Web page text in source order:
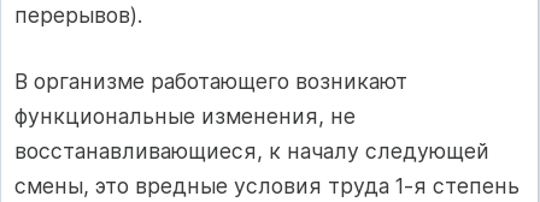
перерывов).
В организме работающего возникают
функциональные изменения, не
восстанавливающиеся, к началу следующей
смены, это вредные условия труда 1-я степень